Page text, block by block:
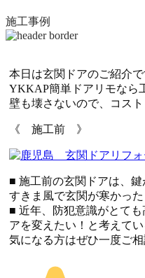
施工事例
本日は玄関ドアのご紹介で
YKKAP簡単ドアリモなら
壁も壊さないので、コス
《 施工前 》
■ 施工前の玄関ドアは、
すきま風で玄関が寒かっ
■ 近年、防犯意識がとて
アを変えたい！と考えて
気になる方はぜひ一度ご